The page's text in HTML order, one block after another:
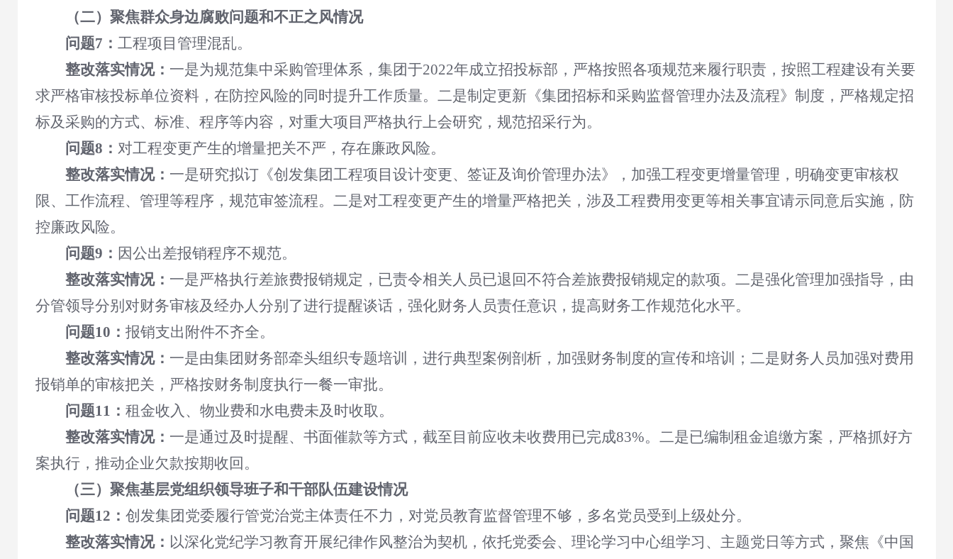
（二）聚焦群众身边腐败问题和不正之风情况
问题7：工程项目管理混乱。
整改落实情况： 一是为规范集中采购管理体系，集团于2022年成立招投标部，严格按照各项规范来履行职责，按照工程建设有关要
求严格审核投标单位资料，在防控风险的同时提升工作质量。二是制定更新《集团招标和采购监督管理办法及流程》制度，严格规定招
标及采购的方式、标准、程序等内容，对重大项目严格执行上会研究，规范招采行为。
问题8：对工程变更产生的增量把关不严，存在廉政风险。
整改落实情况： 一是研究拟订《创发集团工程项目设计变更、签证及询价管理办法》，加强工程变更增量管理，明确变更审核权
限、工作流程、管理等程序，规范审签流程。二是对工程变更产生的增量严格把关，涉及工程费用变更等相关事宜请示同意后实施，防
控廉政风险。
问题9： 因公出差报销程序不规范。
整改落实情况： 一是严格执行差旅费报销规定，已责令相关人员已退回不符合差旅费报销规定的款项。二是强化管理加强指导，由
分管领导分别对财务审核及经办人分别了进行提醒谈话，强化财务人员责任意识，提高财务工作规范化水平。
问题10：报销支出附件不齐全。
整改落实情况： 一是由集团财务部牵头组织专题培训，进行典型案例剖析，加强财务制度的宣传和培训；二是财务人员加强对费用
报销单的审核把关，严格按财务制度执行一餐一审批。
问题11：租金收入、物业费和水电费未及时收取。
整改落实情况： 一是通过及时提醒、书面催款等方式，截至目前应收未收费用已完成83%。二是已编制租金追缴方案，严格抓好方
案执行，推动企业欠款按期收回。
（三）聚焦基层党组织领导班子和干部队伍建设情况
问题12：创发集团党委履行管党治党主体责任不力，对党员教育监督管理不够，多名党员受到上级处分。
整改落实情况： 以深化党纪学习教育开展纪律作风整治为契机，依托党委会、理论学习中心组学习、主题党日等方式，聚焦《中国